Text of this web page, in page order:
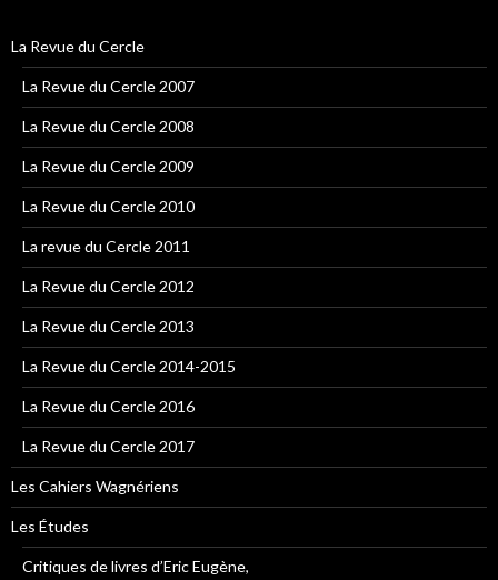
La Revue du Cercle
La Revue du Cercle 2007
La Revue du Cercle 2008
La Revue du Cercle 2009
La Revue du Cercle 2010
La revue du Cercle 2011
La Revue du Cercle 2012
La Revue du Cercle 2013
La Revue du Cercle 2014-2015
La Revue du Cercle 2016
La Revue du Cercle 2017
Les Cahiers Wagnériens
Les Études
Critiques de livres d’Eric Eugène,